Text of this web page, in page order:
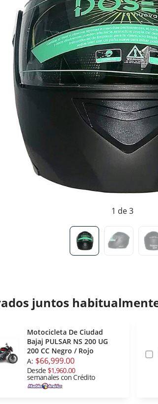
1 de 3
juntos
Motocicleta De Ciudad
Bajaj PULSAR NS 200 UG
200 CC Negro / Rojo
A: $66,999.00
Desde $1,960.00
semanales con Crédito